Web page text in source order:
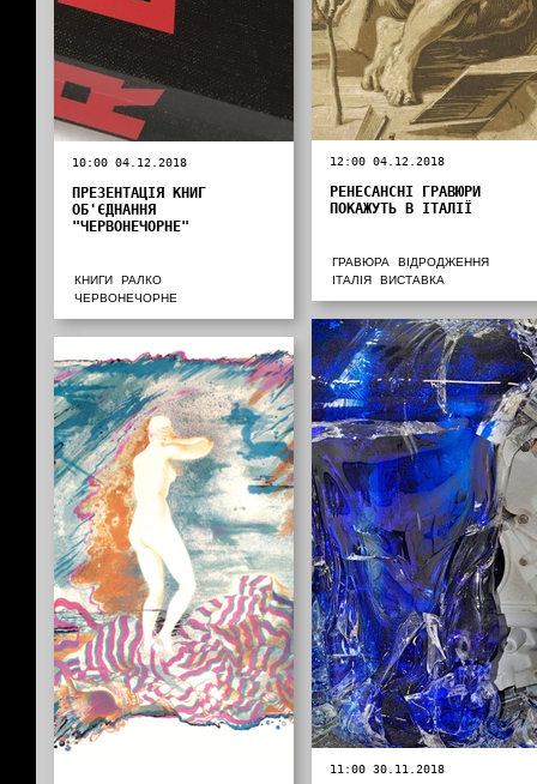
12:00 04.12.2018
РЕНЕСАНСНІ ГРАВЮРИ
ПОКАЖУТЬ В ІТАЛІЇ
ГРАВЮРА
ВІДРОДЖЕННЯ
ІТАЛІЯ
ВИСТАВКА
10:00 04.12.2018
ПРЕЗЕНТАЦІЯ КНИГ
ОБ'ЄДНАННЯ
"ЧЕРВОНЕЧОРНЕ"
КНИГИ
РАЛКО
ЧЕРВОНЕЧОРНЕ
11:00 30.11.2018